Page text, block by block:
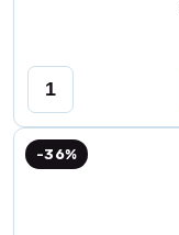
-36%